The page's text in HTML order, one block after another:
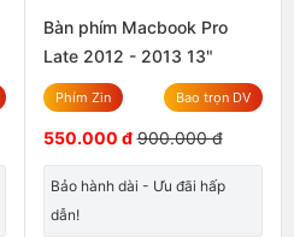
Bàn phím Macbook Pro
Late 2012 - 2013 13"
Phím Zin Bao trọn DV
550.000 đ 900.000 đ
Bảo hành dài - Ưu đãi hấp
dẫn!